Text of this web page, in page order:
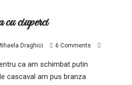
cu ciuperci
Draghici
6 Comments
ca am schimbat putin
cascaval am pus branza